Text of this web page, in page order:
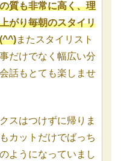
質も非常に高く、理
がり毎朝のスタイリ
またスタイリスト
だけでなく幅広い分
話もとても楽しませ
スはつけずに帰りま
カットだけでばっち
ようになっていまし